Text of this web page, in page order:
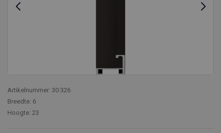
Artikelnummer: 30 326
Breedte: 6
Hoogte: 23